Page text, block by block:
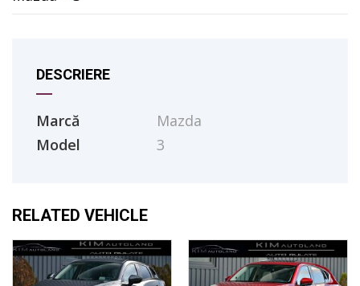
DESCRIERE
Marcă
Mazda
Model
3
RELATED VEHICLE